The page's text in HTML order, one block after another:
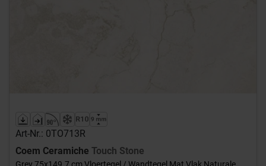
Art-Nr.: 0TO713R
Coem Ceramiche Touch Stone